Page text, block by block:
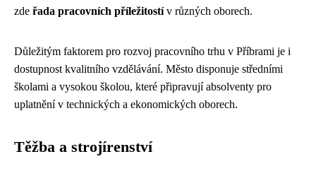
zde řada pracovních příležitostív různých oborech.
Důležitým faktorem pro rozvoj pracovního trhu v Příbrami je i
dostupnost kvalitního vzdělávání. Město disponuje středními
školami a vysokou školou, které připravují absolventy pro
uplatnění v technických a ekonomických oborech.
Těžba a strojírenství